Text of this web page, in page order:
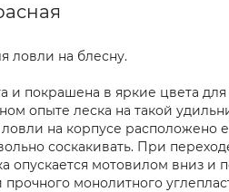
ловли на блесну.
покрашена в яркие цвета
опыте леска на такой
на корпусе
соскакивать. При
мотовилом вниз
монолитного